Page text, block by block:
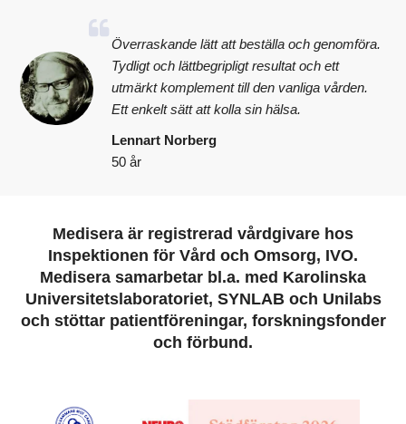
Överraskande lätt att beställa och genomföra.
Tydligt och lättbegripligt resultat och ett
utmärkt komplement till den vanliga vården.
Ett enkelt sätt att kolla sin hälsa.
Lennart Norberg
50 år
Medisera är registrerad vårdgivare hos
Inspektionen för Vård och Omsorg, IVO.
Medisera samarbetar bl.a. med Karolinska
Universitetslaboratoriet, SYNLAB och Unilabs
och stöttar patientföreningar, forskningsfonder
och förbund.